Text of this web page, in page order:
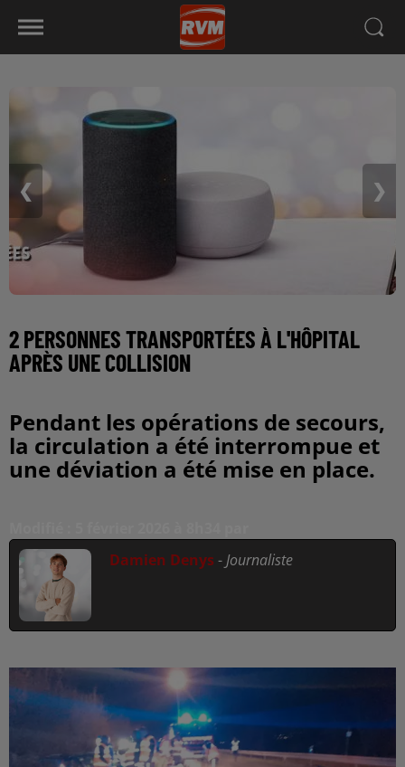
❮ ❯
2 PERSONNES TRANSPORTÉES À L'HÔPITAL
APRÈS UNE COLLISION
Pendant les opérations de secours,
la circulation a été interrompue et
une déviation a été mise en place.
Damien Denys -Journaliste